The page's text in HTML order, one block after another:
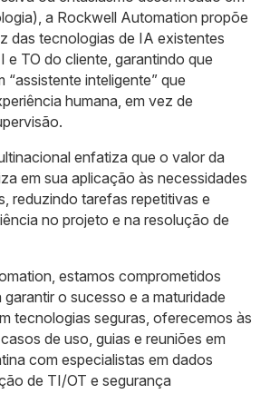
a Rockwell Automation propõe
das tecnologias de IA existentes
e TO do cliente, garantindo que
inteligente” que
humana, em vez de
enfatiza que o valor da
em sua aplicação às necessidades
reduzindo tarefas repetitivas e
no projeto e na resolução de
estamos comprometidos
o sucesso e a maturidade
tecnologias seguras, oferecemos às
de uso, guias e reuniões em
com especialistas em dados
de TI/OT e segurança